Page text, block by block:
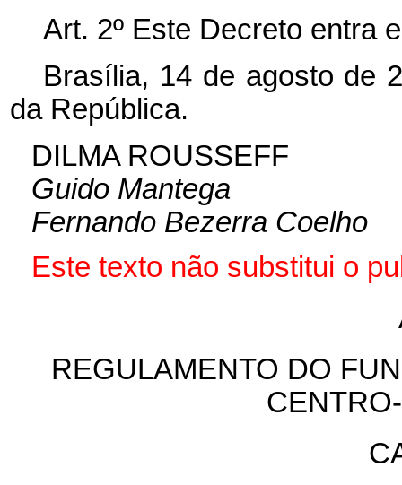
Art. 2º Este Decreto entra
Brasília, 14 de agosto de
da República.
DILMA ROUSSEFF
Guido Mantega
Fernando Bezerra Coelho
Este texto não substitui o
REGULAMENTO DO